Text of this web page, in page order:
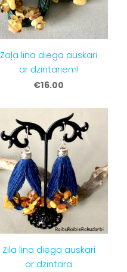
Zaļa lina diega auskari
ar dzintariem!
€16.00
Zila lina diega auskari
ar dzintara